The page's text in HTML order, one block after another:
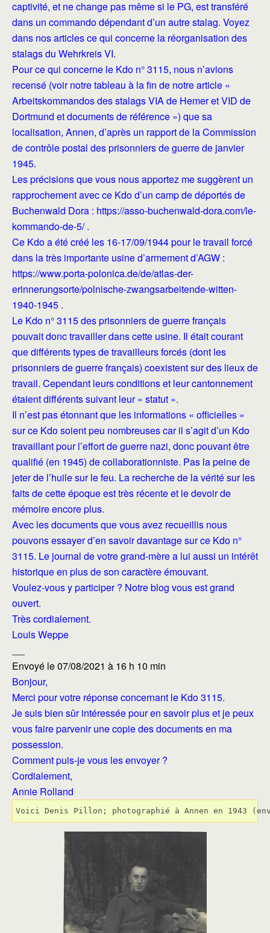
captivité, et ne change pas même si le PG, est transféré
dans un commando dépendant d’un autre stalag. Voyez
dans nos articles ce qui concerne la réorganisation des
stalags du Wehrkreis VI.
Pour ce qui concerne le Kdo n° 3115, nous n’avions
recensé (voir notre tableau à la fin de notre article «
Arbeitskommandos des stalags VIA de Hemer et VID de
Dortmund et documents de référence ») que sa
localisation, Annen, d’après un rapport de la Commission
de contrôle postal des prisonniers de guerre de janvier
1945.
Les précisions que vous nous apportez me suggèrent un
rapprochement avec ce Kdo d’un camp de déportés de
Buchenwald Dora : https://asso-buchenwald-dora.com/le-
kommando-de-5/ .
Ce Kdo a été créé les 16-17/09/1944 pour le travail forcé
dans la très importante usine d’armement d’AGW :
https://www.porta-polonica.de/de/atlas-der-
erinnerungsorte/polnische-zwangsarbeitende-witten-
1940-1945 .
Le Kdo n° 3115 des prisonniers de guerre français
pouvait donc travailler dans cette usine. Il était courant
que différents types de travailleurs forcés (dont les
prisonniers de guerre français) coexistent sur des lieux de
travail. Cependant leurs conditions et leur cantonnement
étaient différents suivant leur « statut ».
Il n’est pas étonnant que les informations « officielles »
sur ce Kdo soient peu nombreuses car il s’agit d’un Kdo
travaillant pour l’effort de guerre nazi, donc pouvant être
qualifié (en 1945) de collaborationniste. Pas la peine de
jeter de l’huile sur le feu. La recherche de la vérité sur les
faits de cette époque est très récente et le devoir de
mémoire encore plus.
Avec les documents que vous avez recueillis nous
pouvons essayer d’en savoir davantage sur ce Kdo n°
3115. Le journal de votre grand-mère a lui aussi un intérêt
historique en plus de son caractère émouvant.
Voulez-vous y participer ? Notre blog vous est grand
ouvert.
Très cordialement.
Louis Weppe
Envoyé le 07/08/2021 à 16 h 10 min
Bonjour,
Merci pour votre réponse concernant le Kdo 3115.
Je suis bien sûr intéressée pour en savoir plus et je peux
vous faire parvenir une copie des documents en ma
possession.
Comment puis-je vous les envoyer ?
Cordialement,
Annie Rolland
Voici Denis Pillon; photographié à Annen en 1943